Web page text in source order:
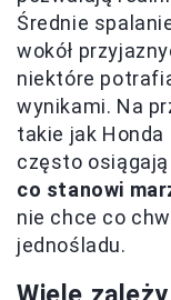
Średnie
wokół
niektóre
wynikami. Na
takie jak Honda
często
co stanowi
nie chce co
jednośladu.